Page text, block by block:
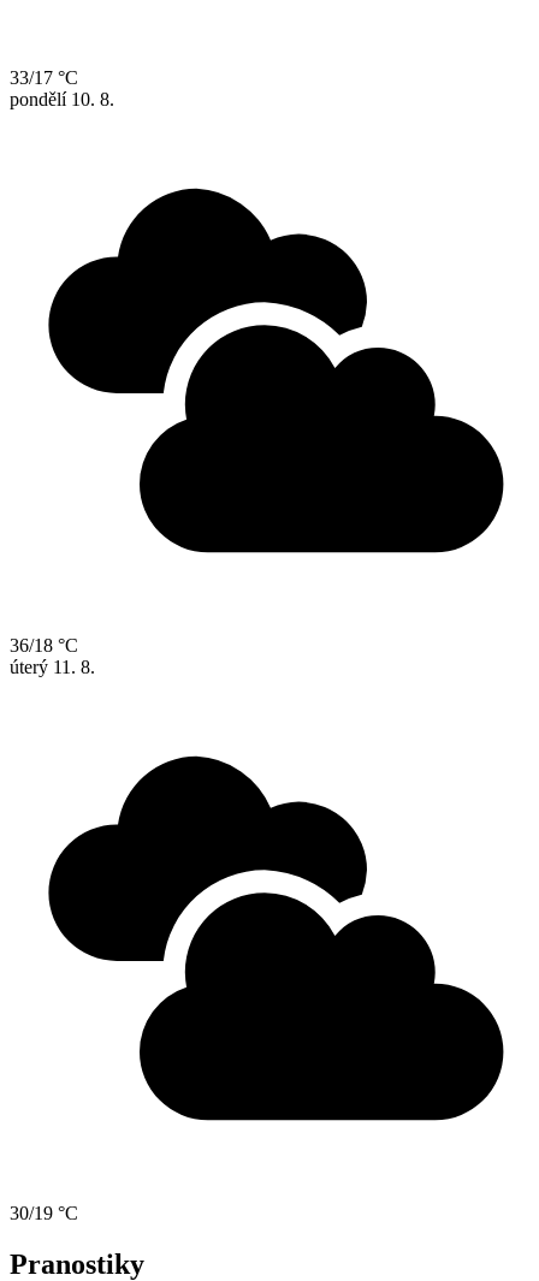
33/17 °C
pondělí 10. 8.
36/18 °C
úterý 11. 8.
30/19 °C
Pranostiky